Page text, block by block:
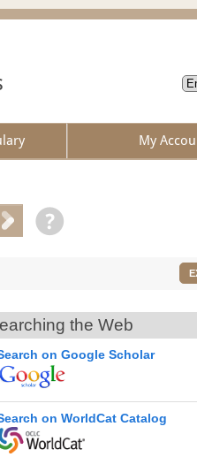
My
the Web
on Google Scholar
on WorldCat Catalog